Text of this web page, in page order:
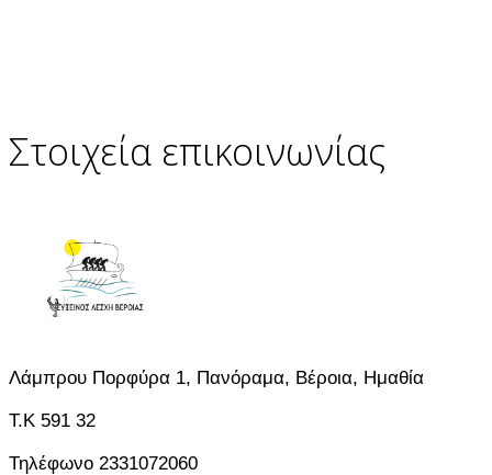
Στοιχεία επικοινωνίας
Λάμπρου Πορφύρα 1, Πανόραμα, Βέροια, Ημαθία
T.K 591 32
Τηλέφωνο 2331072060